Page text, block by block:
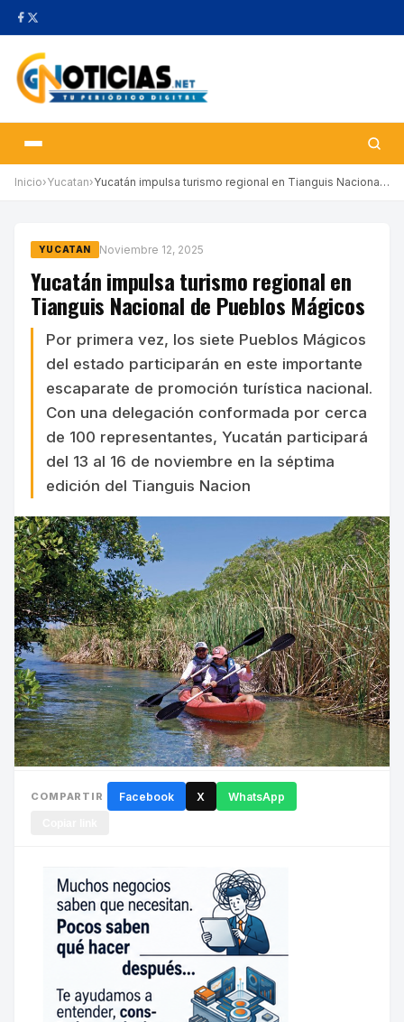
Inicio›Yucatan› Yucatán impulsa turismo regional en Tianguis Nacional de Pueblos…
YUCATAN Noviembre 12, 2025
Yucatán impulsa turismo regional en
Tianguis Nacional de Pueblos Mágicos
Por primera vez, los siete Pueblos Mágicos
del estado participarán en este importante
escaparate de promoción turística nacional.
Con una delegación conformada por cerca
de 100 representantes, Yucatán participará
del 13 al 16 de noviembre en la séptima
edición del Tianguis Nacion
COMPARTIR Facebook X WhatsApp